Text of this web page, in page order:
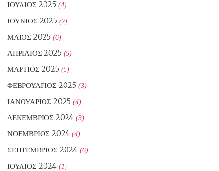
ΙΟΎΛΙΟΣ 2025 (4)
ΙΟΎΝΙΟΣ 2025 (7)
ΜΆΙΟΣ 2025 (6)
ΑΠΡΊΛΙΟΣ 2025 (5)
ΜΆΡΤΙΟΣ 2025 (5)
ΦΕΒΡΟΥΆΡΙΟΣ 2025 (3)
ΙΑΝΟΥΆΡΙΟΣ 2025 (4)
ΔΕΚΈΜΒΡΙΟΣ 2024 (3)
ΝΟΈΜΒΡΙΟΣ 2024 (4)
ΣΕΠΤΈΜΒΡΙΟΣ 2024 (6)
ΙΟΎΛΙΟΣ 2024 (1)